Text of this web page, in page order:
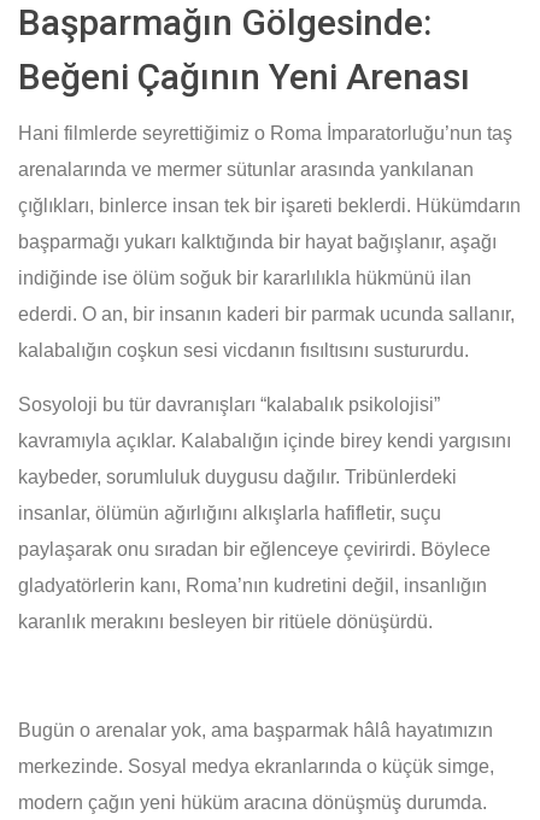
Başparmağın Gölgesinde:
Beğeni Çağının Yeni Arenası
Hani filmlerde seyrettiğimiz o Roma İmparatorluğu’nun taş
arenalarında ve mermer sütunlar arasında yankılanan
çığlıkları, binlerce insan tek bir işareti beklerdi. Hükümdarın
başparmağı yukarı kalktığında bir hayat bağışlanır, aşağı
indiğinde ise ölüm soğuk bir kararlılıkla hükmünü ilan
ederdi. O an, bir insanın kaderi bir parmak ucunda sallanır,
kalabalığın coşkun sesi vicdanın fısıltısını sustururdu.
Sosyoloji bu tür davranışları “kalabalık psikolojisi”
kavramıyla açıklar. Kalabalığın içinde birey kendi yargısını
kaybeder, sorumluluk duygusu dağılır. Tribünlerdeki
insanlar, ölümün ağırlığını alkışlarla hafifletir, suçu
paylaşarak onu sıradan bir eğlenceye çevirirdi. Böylece
gladyatörlerin kanı, Roma’nın kudretini değil, insanlığın
karanlık merakını besleyen bir ritüele dönüşürdü.
Bugün o arenalar yok, ama başparmak hâlâ hayatımızın
merkezinde. Sosyal medya ekranlarında o küçük simge,
modern çağın yeni hüküm aracına dönüşmüş durumda.